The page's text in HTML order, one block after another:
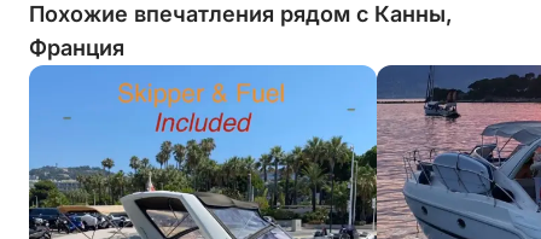
Похожие впечатления рядом с Канны,
Франция